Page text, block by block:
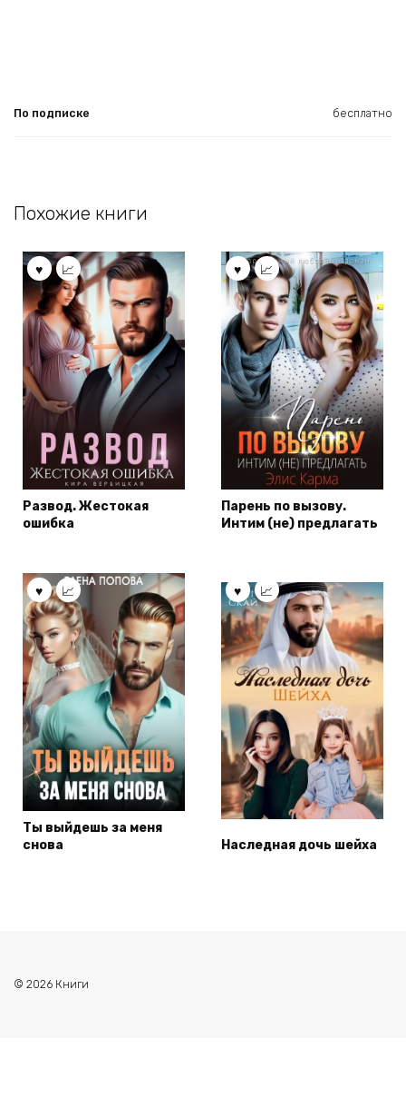
По подписке бесплатно
Похожие книги
Развод. Жестокая
ошибка
Парень по вызову.
Интим (не) предлагать
Ты выйдешь за меня
снова
Наследная дочь шейха
© 2026 Книги